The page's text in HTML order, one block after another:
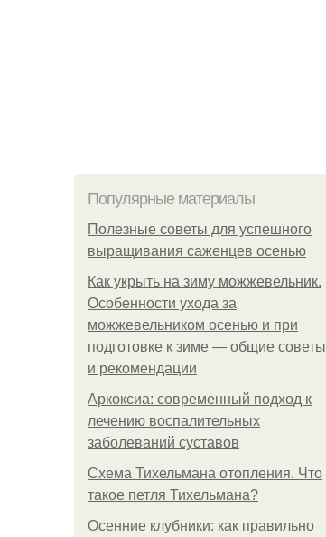
Популярные материалы
Полезные советы для успешного
выращивания саженцев осенью
Как укрыть на зиму можжевельник.
Особенности ухода за
можжевельником осенью и при
подготовке к зиме — общие советы
и рекомендации
Аркоксиа: современный подход к
лечению воспалительных
заболеваний суставов
Схема Тихельмана отопления. Что
такое петля Тихельмана?
Осенние клубники: как правильно